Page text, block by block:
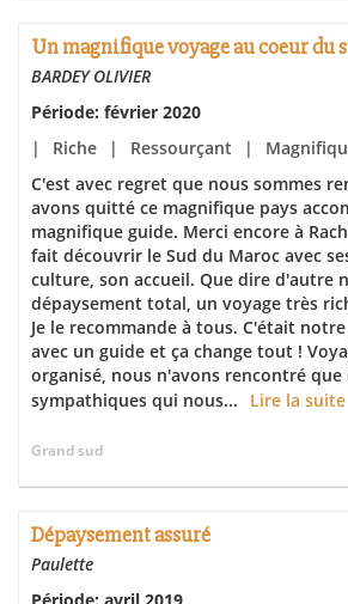
Un magnifique voyage au coeur du
BARDEY OLIVIER
Période: février 2020
|
Riche | Ressourçant |
C'est avec regret que nous sommes
avons quitté ce magnifique pays
magnifique guide. Merci encore à
fait découvrir le Sud du Maroc avec
culture, son accueil. Que dire d'autre
dépaysement total, un voyage très
Je le recommande à tous. C'était
avec un guide et ça change tout !
organisé, nous n'avons rencontré que
sympathiques qui nous...
Lire la suite
Grand sud
Dépaysement assuré
Paulette